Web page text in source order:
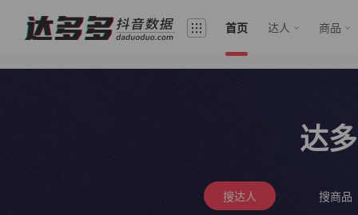
首页 达人 商品
达
搜达人 搜商品